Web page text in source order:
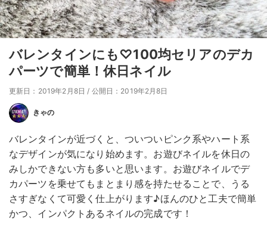
バレンタインにも♡100均セリアのデカ
パーツで簡単！休日ネイル
更新日：2019年2月8日 / 公開日：2019年2月8日
きゃの
バレンタインが近づくと、ついついピンク系やハート系
なデザインが気になり始めます。お遊びネイルを休日の
みしかできない方も多いと思います。お遊びネイルでデ
カパーツを乗せてもまとまり感を持たせることで、うる
さすぎなくて可愛く仕上がります♪ほんのひと工夫で簡単
かつ、インパクトあるネイルの完成です！